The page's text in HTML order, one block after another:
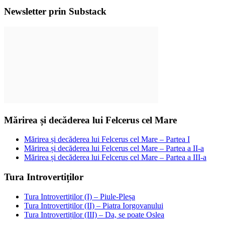
Newsletter prin Substack
Mărirea și decăderea lui Felcerus cel Mare
Mărirea și decăderea lui Felcerus cel Mare – Partea I
Mărirea și decăderea lui Felcerus cel Mare – Partea a II-a
Mărirea și decăderea lui Felcerus cel Mare – Partea a III-a
Tura Introvertiților
Tura Introvertiților (I) – Piule-Pleșa
Tura Introvertiților (II) – Piatra Iorgovanului
Tura Introvertiților (III) – Da, se poate Oslea